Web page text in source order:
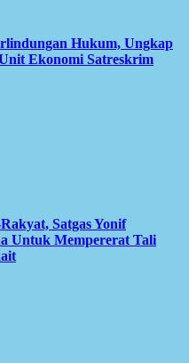
Hukum, Ungkap
Ekonomi Satreskrim
Satgas Yonif
Untuk Mempererat Tali